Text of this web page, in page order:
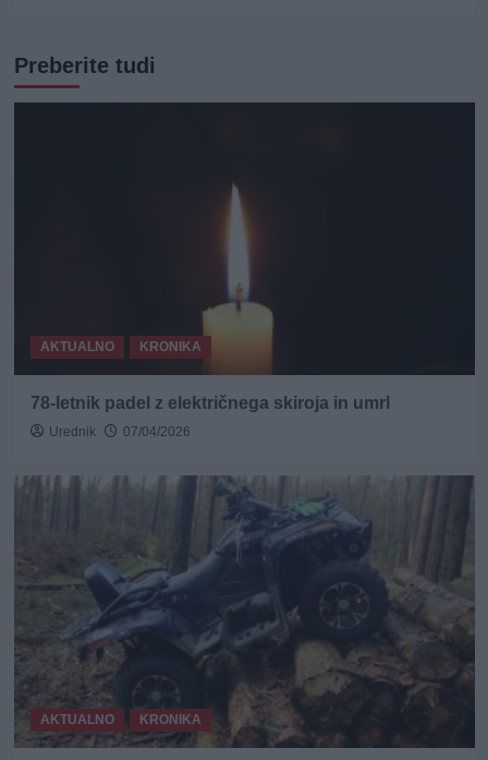
Preberite tudi
AKTUALNO KRONIKA
78-letnik padel z električnega skiroja in umrl
Urednik 07/04/2026
AKTUALNO KRONIKA